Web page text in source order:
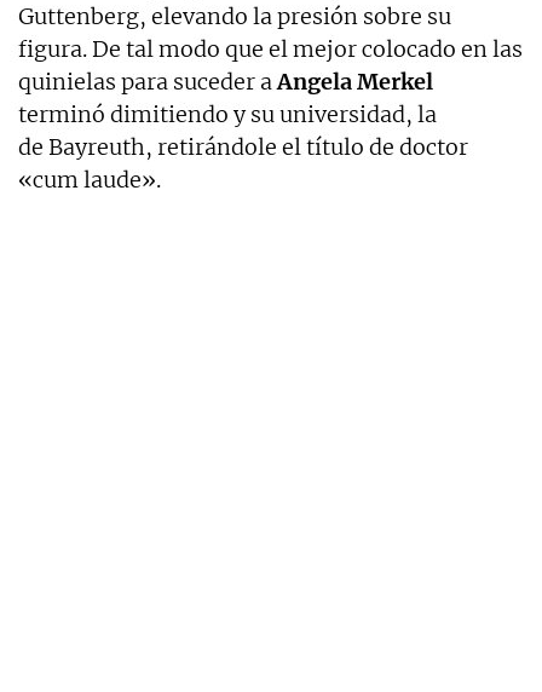
Guttenberg, elevando la presión sobre su
figura. De tal modo que el mejor colocado en las
quinielas para suceder aAngela Merkel
terminó dimitiendo y su universidad, la
de Bayreuth, retirándole el título de doctor
«cum laude».